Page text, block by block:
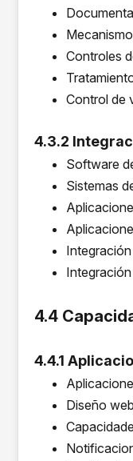
Controles
Control de
4.3.2
Software
Sistemas
4.4
4.4.1
Diseño